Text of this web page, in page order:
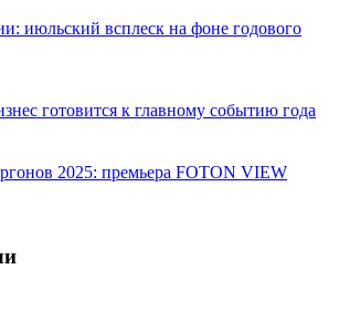
июльский всплеск на фоне годового
готовится к главному событию года
2025: премьера FOTON VIEW